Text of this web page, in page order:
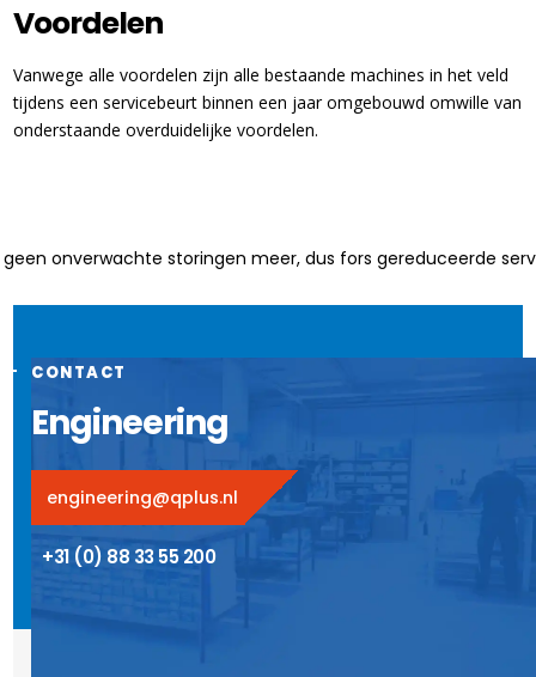
Voordelen
Vanwege alle voordelen zijn alle bestaande machines in het veld
tijdens een servicebeurt binnen een jaar omgebouwd omwille van
onderstaande overduidelijke voordelen.
geen onverwachte storingen meer, dus fors gereduceerde
CONTACT
Engineering
engineering@qplus.nl
+31 (0) 88 33 55 200